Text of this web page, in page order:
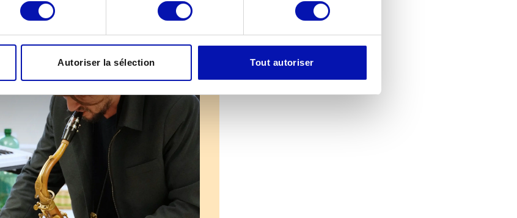
Autoriser la sélection Tout autoriser